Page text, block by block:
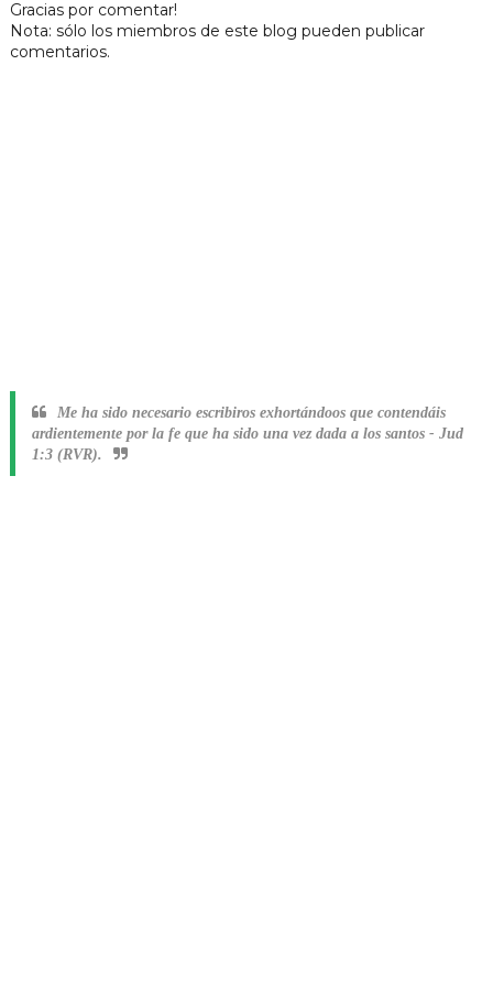
Gracias por comentar!
Nota: sólo los miembros de este blog pueden publicar
comentarios.
Me ha sido necesario escribiros exhortándoos que contendáis
ardientemente por la fe que ha sido una vez dada a los santos - Jud
1:3 (RVR).